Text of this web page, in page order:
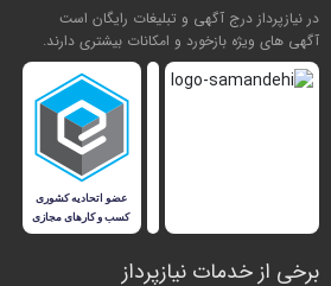
در نیازپرداز درج آگهی و تبلیغات رایگان است
آگهی های ویژه بازخورد و امکانات بیشتری دارند.
برخی از خدمات نیازپرداز